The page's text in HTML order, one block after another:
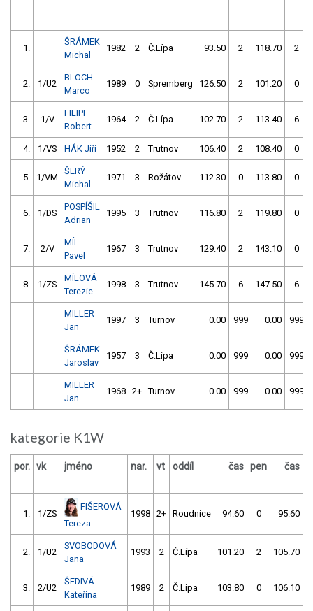
1.
ŠRÁMEK
Michal
1982 2 Č.Lípa 93.50 2 118.70 2
2. 1/U2
BLOCH
Marco
1989 0 Spremberg 126.50 2 101.20 0
3. 1/V
FILIPI
Robert
1964 2 Č.Lípa 102.70 2 113.40 6
4. 1/VS HÁK Jiří 1952 2 Trutnov 106.40 2 108.40 0
5. 1/VM
ŠERÝ
Michal
1971 3 Rožátov 112.30 0 113.80 0
6. 1/DS
POSPÍŠIL
Adrian
1995 3 Trutnov 116.80 2 119.80 0
7. 2/V
MÍL
Pavel
1967 3 Trutnov 129.40 2 143.10 0
8. 1/ZS
MÍLOVÁ
Terezie
1998 3 Trutnov 145.70 6 147.50 6
MILLER
Jan
1997 3 Turnov 0.00 999 0.00 999
ŠRÁMEK
Jaroslav
1957 3 Č.Lípa 0.00 999 0.00 999
MILLER
Jan
1968 2+ Turnov 0.00 999 0.00 999
kategorie K1W
por. vk jméno nar. vt oddíl čas pen čas
1. 1/ZS
FIŠEROVÁ
Tereza
1998 2+ Roudnice 94.60 0 95.60
2. 1/U2
SVOBODOVÁ
Jana
1993 2 Č.Lípa 101.20 2 105.70
3. 2/U2
ŠEDIVÁ
Kateřina
1989 2 Č.Lípa 103.80 0 106.10